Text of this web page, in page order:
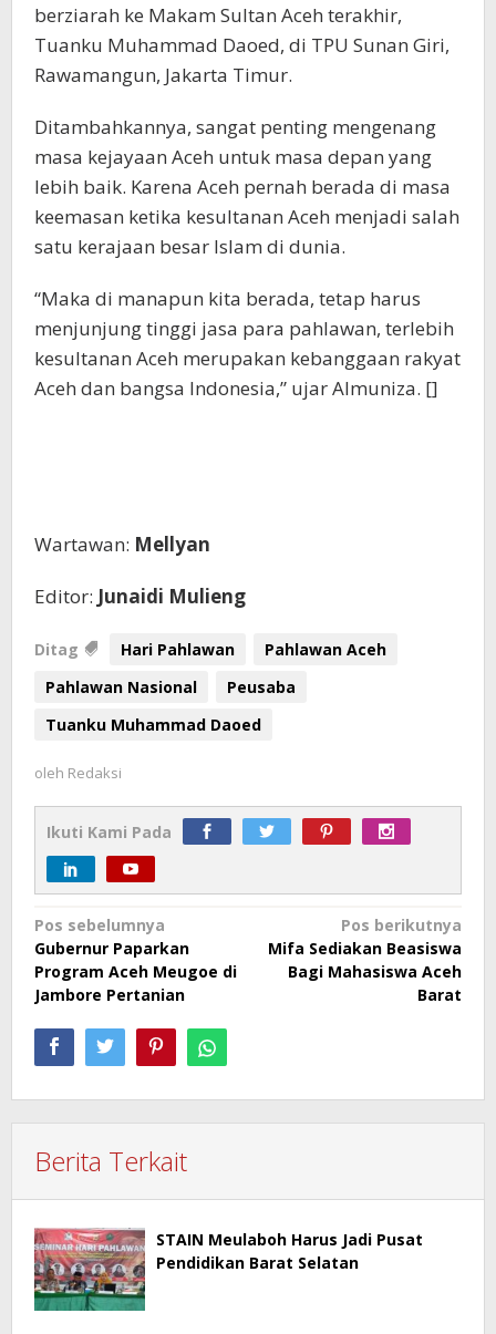
berziarah ke Makam Sultan Aceh terakhir,
Tuanku Muhammad Daoed, di TPU Sunan Giri,
Rawamangun, Jakarta Timur.
Ditambahkannya, sangat penting mengenang
masa kejayaan Aceh untuk masa depan yang
lebih baik. Karena Aceh pernah berada di masa
keemasan ketika kesultanan Aceh menjadi salah
satu kerajaan besar Islam di dunia.
“Maka di manapun kita berada, tetap harus
menjunjung tinggi jasa para pahlawan, terlebih
kesultanan Aceh merupakan kebanggaan rakyat
Aceh dan bangsa Indonesia,” ujar Almuniza. []
Wartawan: Mellyan
Editor: Junaidi Mulieng
Ditag Hari Pahlawan
Pahlawan Aceh
Pahlawan Nasional
Peusaba
Tuanku Muhammad Daoed
oleh Redaksi
Ikuti Kami Pada
Navigasi
pos
Pos sebelumnya
Gubernur Paparkan
Program Aceh Meugoe di
Jambore Pertanian
Pos berikutnya
Mifa Sediakan Beasiswa
Bagi Mahasiswa Aceh
Barat
Berita Terkait
STAIN Meulaboh Harus Jadi Pusat
Pendidikan Barat Selatan